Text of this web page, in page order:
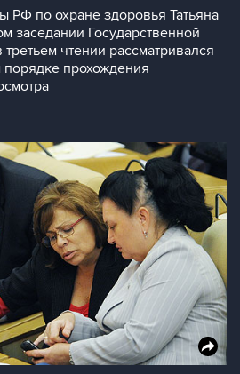
РФ по охране здоровья Татьяна
заседании Государственной
чтении рассматривался
прохождения